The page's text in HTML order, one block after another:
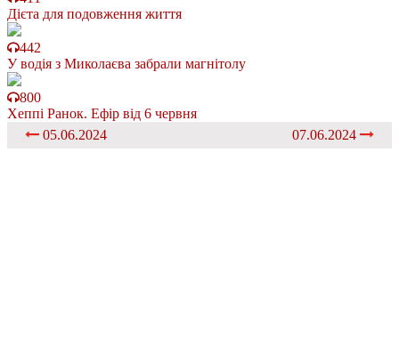
Дієта для подовження життя
442
У водія з Миколаєва забрали магнітолу
800
Хеппі Ранок. Ефір від 6 червня
05.06.2024
07.06.2024